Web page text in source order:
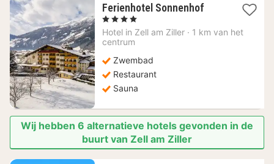
Ferienhotel Sonnenhof1
vanaf
, 4 Sterren
Hotel in Zell am Ziller · 1 km van het
centrum
Zwembad
Restaurant
Sauna
Wij hebben 6 alternatieve hotels gevonden in de
buurt van Zell am Ziller